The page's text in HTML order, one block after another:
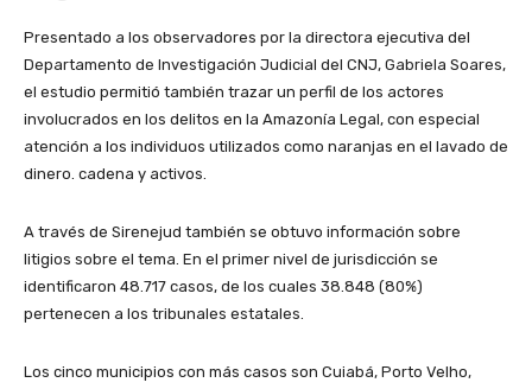
Presentado a los observadores por la directora ejecutiva del
Departamento de Investigación Judicial del CNJ, Gabriela Soares,
el estudio permitió también trazar un perfil de los actores
involucrados en los delitos en la Amazonía Legal, con especial
atención a los individuos utilizados como naranjas en el lavado de
dinero. cadena y activos.
A través de Sirenejud también se obtuvo información sobre
litigios sobre el tema. En el primer nivel de jurisdicción se
identificaron 48.717 casos, de los cuales 38.848 (80%)
pertenecen a los tribunales estatales.
Los cinco municipios con más casos son Cuiabá, Porto Velho,